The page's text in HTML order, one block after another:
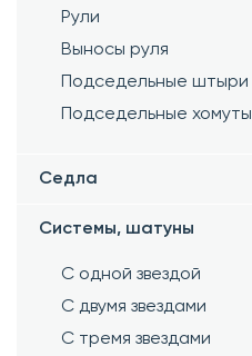
Рули
Выносы руля
Подседельные штыри
Подседельные хомуты
Седла
Системы, шатуны
С одной звездой
С двумя звездами
С тремя звездами